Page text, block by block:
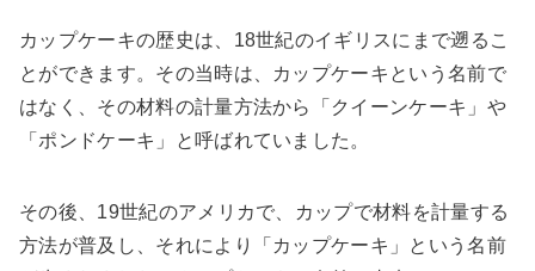
カップケーキの歴史は、18世紀のイギリスにまで遡るこ
とができます。その当時は、カップケーキという名前で
はなく、その材料の計量方法から「クイーンケーキ」や
「ポンドケーキ」と呼ばれていました。
その後、19世紀のアメリカで、カップで材料を計量する
方法が普及し、それにより「カップケーキ」という名前